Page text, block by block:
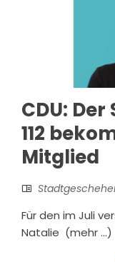
CDU:
112
Mitglied
Für den im Juli
Natalie (mehr …)